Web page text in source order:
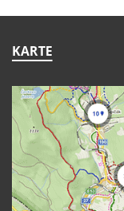
KARTE